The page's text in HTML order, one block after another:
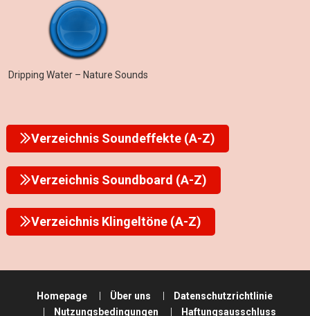
Dripping Water – Nature Sounds
Verzeichnis Soundeffekte (A-Z)
Verzeichnis Soundboard (A-Z)
Verzeichnis Klingeltöne (A-Z)
Homepage Über uns
Datenschutzrichtlinie
Nutzungsbedingungen
Haftungsausschluss